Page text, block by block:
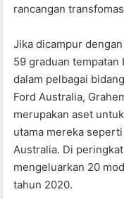
rancangan
Jika dicampur
59 graduan
dalam pelbagai
Ford Australia,
merupakan aset
utama mereka
Australia. Di
mengeluarkan 20
tahun 2020.